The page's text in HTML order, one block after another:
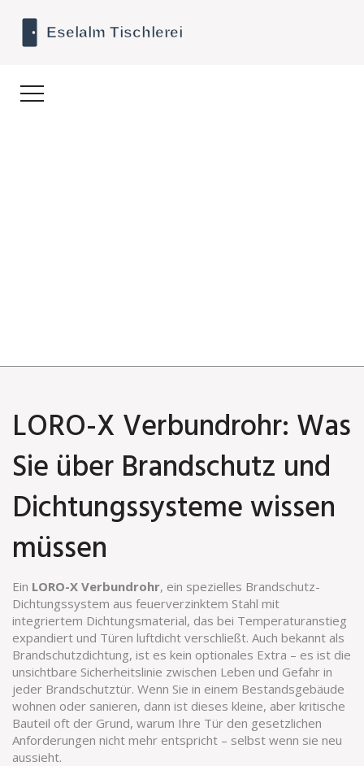
LORO-X Verbundrohr: Was
Sie über Brandschutz und
Dichtungssysteme wissen
müssen
Ein LORO-X Verbundrohr, ein spezielles Brandschutz-
Dichtungssystem aus feuerverzinktem Stahl mit
integriertem Dichtungsmaterial, das bei Temperaturanstieg
expandiert und Türen luftdicht verschließt. Auch bekannt als
Brandschutzdichtung, ist es kein optionales Extra – es ist die
unsichtbare Sicherheitslinie zwischen Leben und Gefahr in
jeder Brandschutztür. Wenn Sie in einem Bestandsgebäude
wohnen oder sanieren, dann ist dieses kleine, aber kritische
Bauteil oft der Grund, warum Ihre Tür den gesetzlichen
Anforderungen nicht mehr entspricht – selbst wenn sie neu
aussieht.